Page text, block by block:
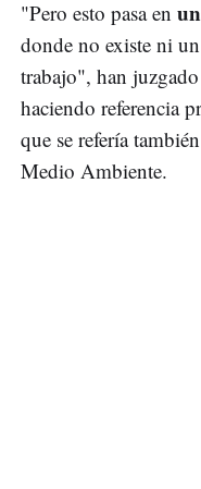
"Pero esto pasa en
donde no existe ni
trabajo", han
haciendo referencia
que se refería
Medio Ambiente.